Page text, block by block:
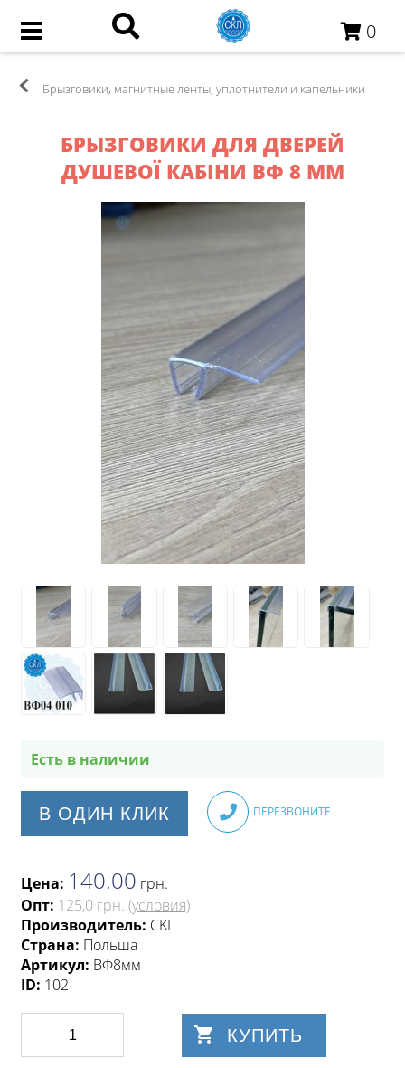
0
Брызговики, магнитные ленты, уплотнители и капельники
БРЫЗГОВИКИ ДЛЯ ДВЕРЕЙ
ДУШЕВОЇ КАБІНИ ВФ 8 ММ
Есть в наличии
В ОДИН КЛИК ПЕРЕЗВОНИТЕ
Цена: 140.00 грн.
Опт: 125,0 грн. (условия)
Производитель: CKL
Страна: Польша
Артикул: ВФ8мм
ID: 102
КУПИТЬ